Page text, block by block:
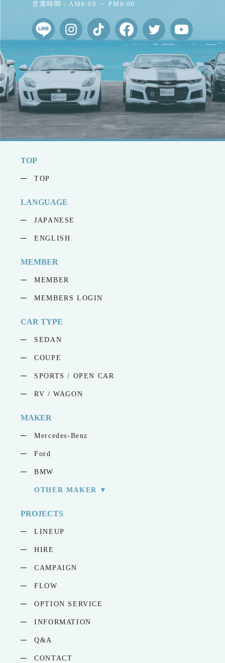
営業時間：AM8:00 ～ PM8:00
TOP
TOP
LANGUAGE
JAPANESE
ENGLISH
MEMBER
MEMBER
MEMBERS LOGIN
CAR TYPE
SEDAN
COUPE
SPORTS / OPEN CAR
RV / WAGON
MAKER
Mercedes-Benz
Ford
BMW
OTHER MAKER
PROJECTS
LINEUP
HIRE
CAMPAIGN
FLOW
OPTION SERVICE
INFORMATION
Q&A
CONTACT